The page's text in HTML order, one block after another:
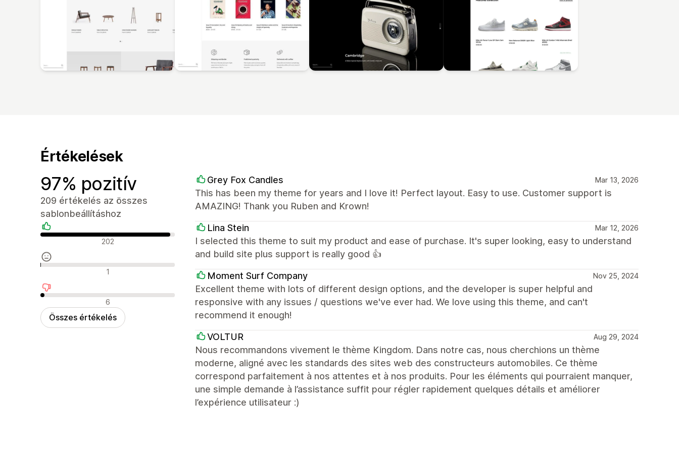
Értékelések
97% pozitív
209 értékelés az összes
sablonbeállításhoz
Pozitív értékelések
202
Semleges értékelések
1
Negatív értékelések
6
Összes értékelés
Grey Fox Candles Mar 13, 2026
This has been my theme for years and I love it! Perfect layout. Easy to use. Customer support is
AMAZING! Thank you Ruben and Krown!
Lina Stein Mar 12, 2026
I selected this theme to suit my product and ease of purchase. It's super looking, easy to understand
and build site plus support is really good 👍
Moment Surf Company Nov 25, 2024
Excellent theme with lots of different design options, and the developer is super helpful and
responsive with any issues / questions we've ever had. We love using this theme, and can't
recommend it enough!
VOLTUR Aug 29, 2024
Nous recommandons vivement le thème Kingdom. Dans notre cas, nous cherchions un thème
moderne, aligné avec les standards des sites web des constructeurs automobiles. Ce thème
correspond parfaitement à nos attentes et à nos produits. Pour les éléments qui pourraient manquer,
une simple demande à l’assistance suffit pour régler rapidement quelques détails et améliorer
l’expérience utilisateur :)